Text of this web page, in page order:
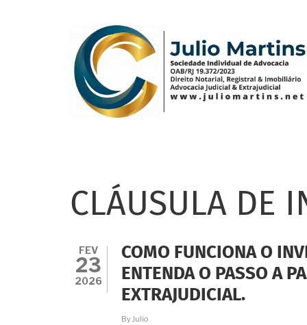
CLÁUSULA DE
FEV
23
2026
COMO FUNCIONA O
ENTENDA O PASSO A
EXTRAJUDICIAL.
ByJulio